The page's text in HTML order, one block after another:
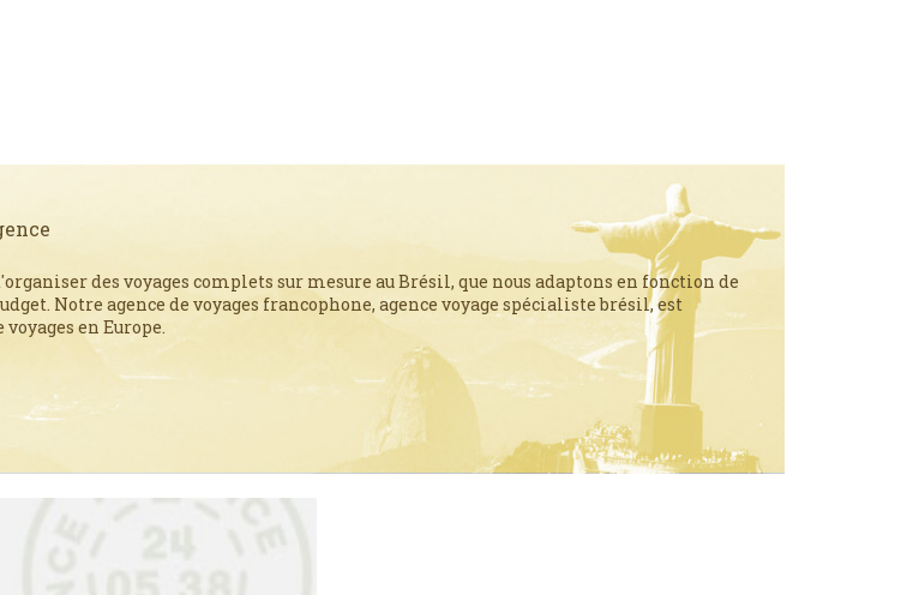
des voyages complets sur mesure au Brésil, que nous adaptons en fonction de
Notre agence de voyages francophone, agence voyage spécialiste brésil, est
en Europe.